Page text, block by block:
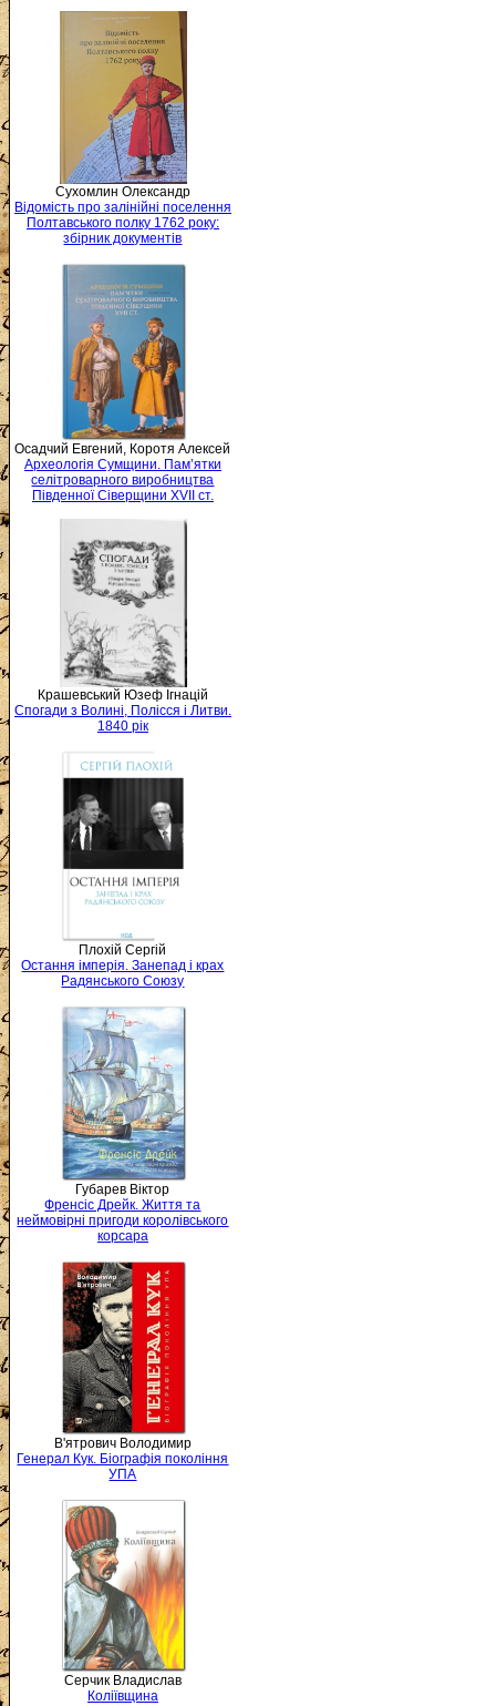
Сухомлин Олександр
Відомість про залінійні поселення
Полтавського полку 1762 року:
збірник документів
Осадчий Евгений, Коротя Алексей
Археологія Сумщини. Пам’ятки
селітроварного виробництва
Південної Сіверщини XVII ст.
Крашевський Юзеф Ігнацій
Спогади з Волині, Полісся і Литви.
1840 рік
Плохій Сергій
Остання імперія. Занепад і крах
Радянського Союзу
Губарев Віктор
Френсіс Дрейк. Життя та
неймовірні пригоди королівського
корсара
В'ятрович Володимир
Генерал Кук. Біографія покоління
УПА
Серчик Владислав
Коліївщина